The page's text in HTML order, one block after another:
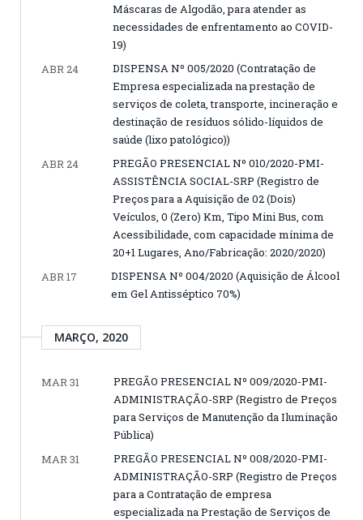
Máscaras de Algodão, para atender as
necessidades de enfrentamento ao COVID-
19)
ABR 24
DISPENSA Nº 005/2020 (Contratação de
Empresa especializada na prestação de
serviços de coleta, transporte, incineração e
destinação de resíduos sólido-líquidos de
saúde (lixo patológico))
ABR 24
PREGÃO PRESENCIAL Nº 010/2020-PMI-
ASSISTÊNCIA SOCIAL-SRP (Registro de
Preços para a Aquisição de 02 (Dois)
Veículos, 0 (Zero) Km, Tipo Mini Bus, com
Acessibilidade, com capacidade mínima de
20+1 Lugares, Ano/Fabricação: 2020/2020)
ABR 17
DISPENSA Nº 004/2020 (Aquisição de Álcool
em Gel Antisséptico 70%)
MARÇO, 2020
MAR 31
PREGÃO PRESENCIAL Nº 009/2020-PMI-
ADMINISTRAÇÃO-SRP (Registro de Preços
para Serviços de Manutenção da Iluminação
Pública)
MAR 31
PREGÃO PRESENCIAL Nº 008/2020-PMI-
ADMINISTRAÇÃO-SRP (Registro de Preços
para a Contratação de empresa
especializada na Prestação de Serviços de